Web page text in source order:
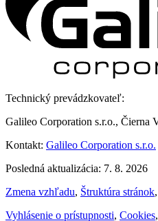
Technický prevádzkovateľ:
Galileo Corporation s.r.o., Čierna
Kontakt: Galileo Corporation s.r.o.
Posledná aktualizácia: 7. 8. 2026
Zmena vzhľadu, Štruktúra stránok,
Vyhlásenie o prístupnosti, Cookies,